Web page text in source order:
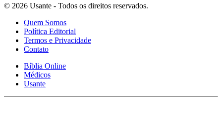
© 2026 Usante - Todos os direitos reservados.
Quem Somos
Política Editorial
Termos e Privacidade
Contato
Bíblia Online
Médicos
Usante